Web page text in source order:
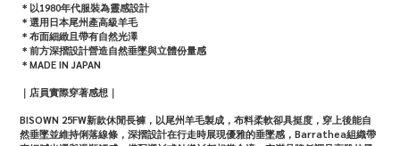
＊ 以1980年代服裝為靈感設計
＊選用日本尾州產高級羊毛
＊布面細緻且帶有自然光澤
＊前方深摺設計營造自然垂墜與立體份量感
＊MADE IN JAPAN
｜店員實際穿著感想｜
BISOWN 25FW新款休閒長褲，以尾州羊毛製成，布料柔軟卻具挺度，穿上後能自
然垂墜並維持俐落線條，深摺設計在行走時展現優雅的垂墜感，Barrathea組織帶